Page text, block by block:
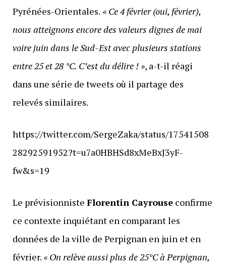
Pyrénées-Orientales. « Ce 4 février (oui, février),
nous atteignons encore des valeurs dignes de mai
voire juin dans le Sud-Est avec plusieurs stations
entre 25 et 28 °C. C’est du délire ! », a-t-il réagi
dans une série de tweets où il partage des
relevés similaires.
https://twitter.com/SergeZaka/status/17541508
28292591952?t=u7a0HBHSd8xMeBxJ3yF-
fw&s=19
Le prévisionniste Florentin Cayrouseconfirme
ce contexte inquiétant en comparant les
données de la ville de Perpignan en juin et en
février. « On relève aussi plus de 25°C à Perpignan,